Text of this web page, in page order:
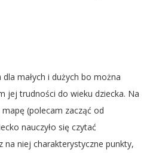
małych i dużych bo można
jej trudności do wieku dziecka. Na
(polecam zacząć od
nauczyło się czytać
na niej charakterystyczne punkty,